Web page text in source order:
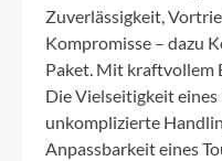
Zuverlässigkeit,
Kompromisse – dazu
Paket. Mit kraftvollem
Die Vielseitigkeit
unkomplizierte
Anpassbarkeit eines